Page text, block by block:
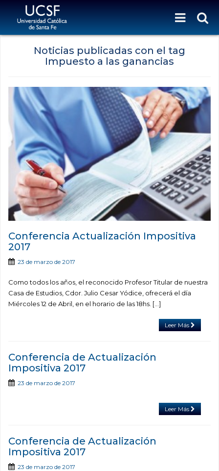
Noticias publicadas con el tag
Impuesto a las ganancias
Conferencia Actualización Impositiva
2017
23 de marzo de 2017
Como todos los años, el reconocido Profesor Titular de nuestra
Casa de Estudios, Cdor. Julio Cesar Yódice, ofrecerá el día
Miércoles 12 de Abril, en el horario de las 18hs. […]
Leer Más
Conferencia de Actualización
Impositiva 2017
23 de marzo de 2017
Leer Más
Conferencia de Actualización
Impositiva 2017
23 de marzo de 2017